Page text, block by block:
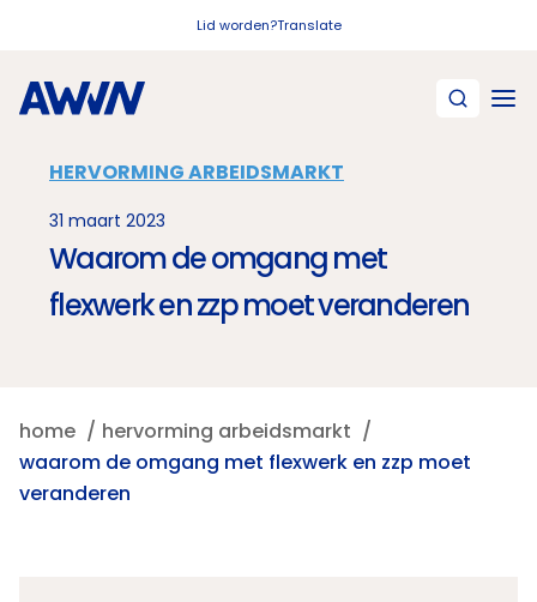
Lid worden?Translate
HERVORMING ARBEIDSMARKT
31 maart 2023
Waarom de omgang met
flexwerk en zzp moet veranderen
home
hervorming arbeidsmarkt
waarom de omgang met flexwerk en zzp moet
veranderen